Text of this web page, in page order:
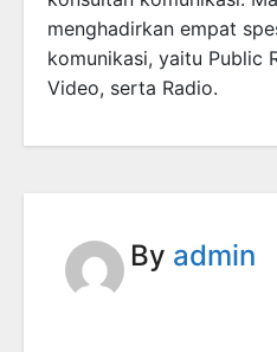
menghadirkan empat
komunikasi, yaitu Public
Video, serta Radio.
By admin